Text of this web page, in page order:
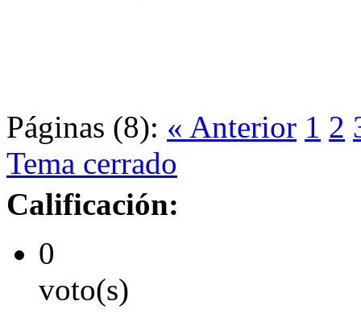
Páginas (8): « Anterior 1 2
Tema cerrado
Calificación:
0
voto(s)